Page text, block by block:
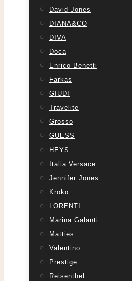
David Jones
DIANA&CO
DIVA
Doca
Enrico Benetti
Farkas
GIUDI
Travelite
Grosso
GUESS
HEYS
Italia Versace
Jennifer Jones
Kroko
LORENTI
Marina Galanti
Matties
Valentino
Prestige
Reisenthel